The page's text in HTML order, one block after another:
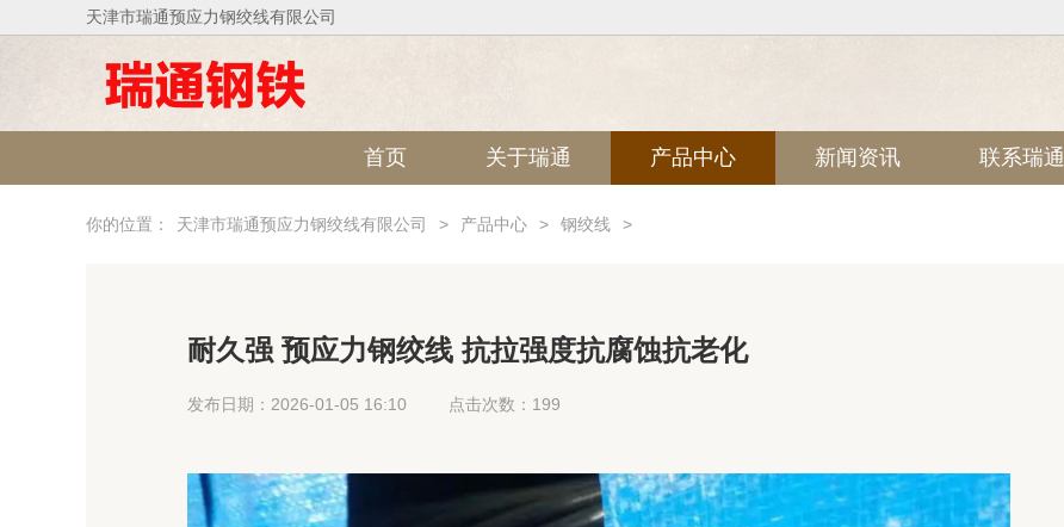
天津市瑞通预应力钢绞线有限公司
首页 关于瑞通 产品中心 新闻资讯 联系瑞通
你的位置： 天津市瑞通预应力钢绞线有限公司 > 产品中心 > 钢绞线 >
耐久强 预应力钢绞线 抗拉强度抗腐蚀抗老化
发布日期：2026-01-05 16:10 点击次数：199